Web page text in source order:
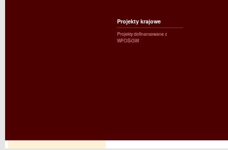
Projekty krajowe
Projekty dofinansowane z
WFOŚiGW